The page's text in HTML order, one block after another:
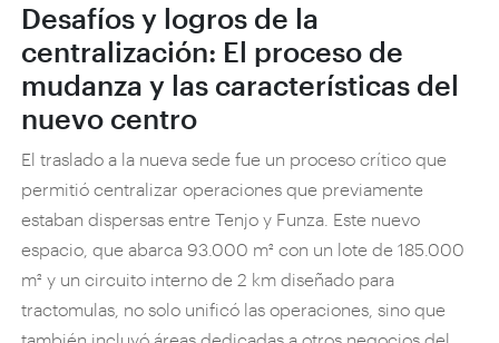
Desafíos y logros de la
centralización: El proceso de
mudanza y las características del
nuevo centro
El traslado a la nueva sede fue un proceso crítico que
permitió centralizar operaciones que previamente
estaban dispersas entre Tenjo y Funza. Este nuevo
espacio, que abarca 93.000 m² con un lote de 185.000
m² y un circuito interno de 2 km diseñado para
tractomulas, no solo unificó las operaciones, sino que